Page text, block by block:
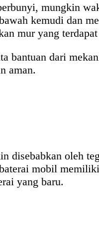
mungkin
kemudi dan
mur yang
bantuan dari
aman.
disebabkan oleh
mobil
yang baru.